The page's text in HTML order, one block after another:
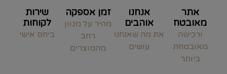
אתר
מאובטח
ורכישה
מאובטחת
ביותר
אנחנו
אוהבים
את מה שאנחנו
עושים
זמן אספקה
מהיר על מגוון
רחב
מהמוצרים
שירות
לקוחות
ביחס אישי